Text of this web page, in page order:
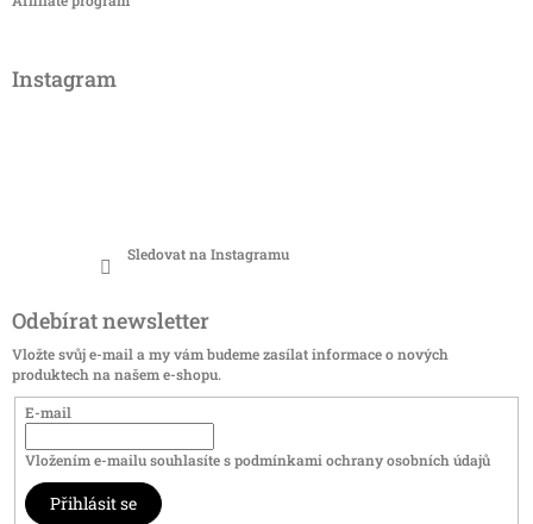
Instagram
Sledovat na Instagramu
Odebírat newsletter
Vložte svůj e-mail a my vám budeme zasílat informace o nových
produktech na našem e-shopu.
E-mail
Vložením e-mailu souhlasíte spodmínkami ochrany osobních údajů
Přihlásit se